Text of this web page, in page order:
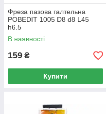
Фреза пазова галтельна
POBEDIT 1005 D8 d8 L45
h6.5
В наявності
159 ₴
Купити